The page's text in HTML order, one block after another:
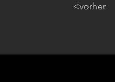
<vorher